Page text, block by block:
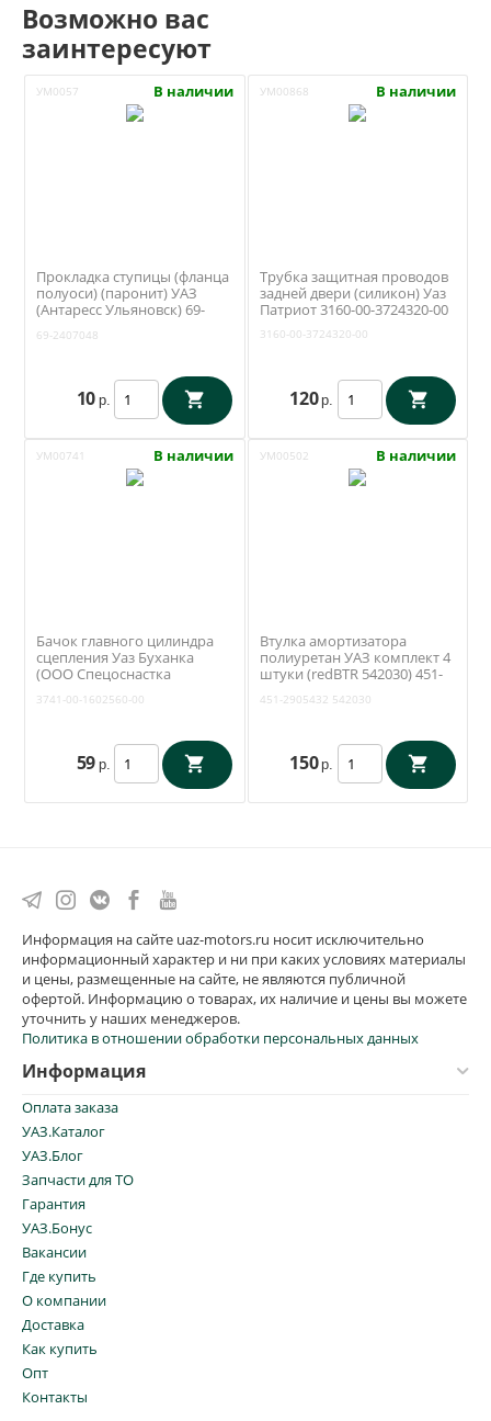
Возможно вас
заинтересуют
УМ0057 В наличии
Прокладка ступицы (фланца
полуоси) (паронит) УАЗ
(Антаресс Ульяновск) 69-
69-2407048
10 р.
УМ00868 В наличии
Трубка защитная проводов
задней двери (силикон) Уаз
Патриот 3160-00-3724320-00
3160-00-3724320-00
120 р.
УМ00741 В наличии
Бачок главного цилиндра
сцепления Уаз Буханка
(ООО Спецоснастка
3741-00-1602560-00
59 р.
УМ00502 В наличии
Втулка амортизатора
полиуретан УАЗ комплект 4
штуки (redBTR 542030) 451-
451-2905432 542030
150 р.
Информация на сайте uaz-motors.ru носит исключительно
информационный характер и ни при каких условиях материалы
и цены, размещенные на сайте, не являются публичной
офертой. Информацию о товарах, их наличие и цены вы можете
уточнить у наших менеджеров.
Политика в отношении обработки персональных данных
Информация
Оплата заказа
УАЗ.Каталог
УАЗ.Блог
Запчасти для ТО
Гарантия
УАЗ.Бонус
Вакансии
Где купить
О компании
Доставка
Как купить
Опт
Контакты